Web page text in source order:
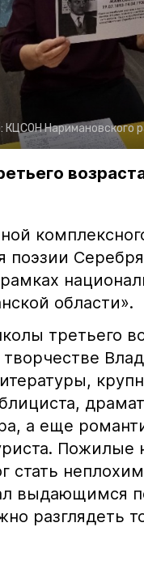
КЦСОН Наримановского
поэзии
области».
третьего
творчестве
а еще
Пожилые
стать
выдающимся
разглядеть